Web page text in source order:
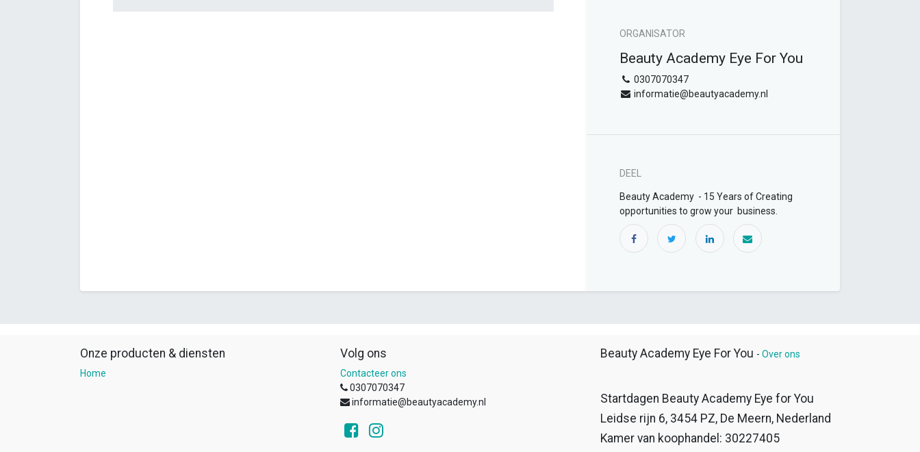
ORGANISATOR
Beauty Academy Eye For You
0307070347
informatie@beautyacademy.nl
DEEL
Beauty Academy - 15 Years of Creating
opportunities to grow your business.
Onze producten & diensten
Home
Volg ons
Contacteer ons
0307070347
informatie@beautyacademy.nl
Beauty Academy Eye For You - Over ons
Startdagen Beauty Academy Eye for You
Leidse rijn 6, 3454 PZ, De Meern, Nederland
Kamer van koophandel: 30227405